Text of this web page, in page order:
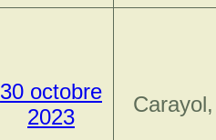
30 octobre
2023